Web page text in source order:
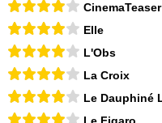
CinemaTeaser
Elle
L'Obs
La Croix
Le Dauphiné